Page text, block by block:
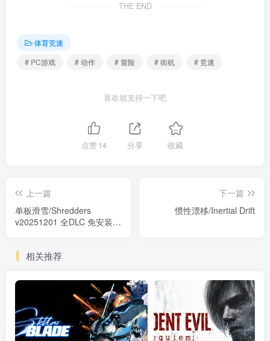
THE END
体育竞速
# PC游戏
# 动作 # 冒险 # 街机 # 竞速
喜欢就支持一下吧
点赞14 分享 收藏
上一篇
单板滑雪/Shredders
v20251201 全DLC 免安装中
下一篇
惯性漂移/Inertial Drift
相关推荐